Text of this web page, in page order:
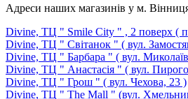
Адреси наших магазинів у м.
Divine, ТЦ " Smile City " , 2 поверх (
Divine, ТЦ " Світанок " ( вул.
Divine, ТЦ " Барбара " ( вул.
Divine, ТЦ " Анастасія " ( вул.
Divine, ТЦ " Грош " ( вул. Чехова, 23 )
Divine, ТЦ " The Mall " (вул.